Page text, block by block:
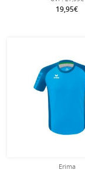
19,95€
Erima